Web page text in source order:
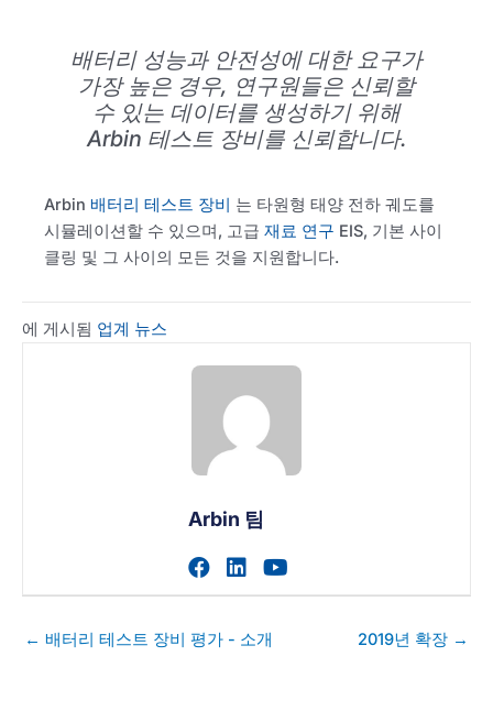
배터리 성능과 안전성에 대한 요구가
가장 높은 경우, 연구원들은 신뢰할
수 있는 데이터를 생성하기 위해
Arbin 테스트 장비를 신뢰합니다.
Arbin 배터리 테스트 장비 는 타원형 태양 전하 궤도를
시뮬레이션할 수 있으며, 고급 재료 연구 EIS, 기본 사이
클링 및 그 사이의 모든 것을 지원합니다.
에 게시됨 업계 뉴스
Arbin 팀
작가의 facebook 프로필 방
작가의 linkedin 프로필
← 배터리 테스트 장비 평가 - 소개 2019년 확장 →